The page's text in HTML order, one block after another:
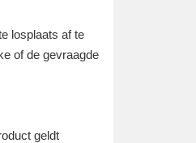
losplaats af te
of de gevraagde
geldt